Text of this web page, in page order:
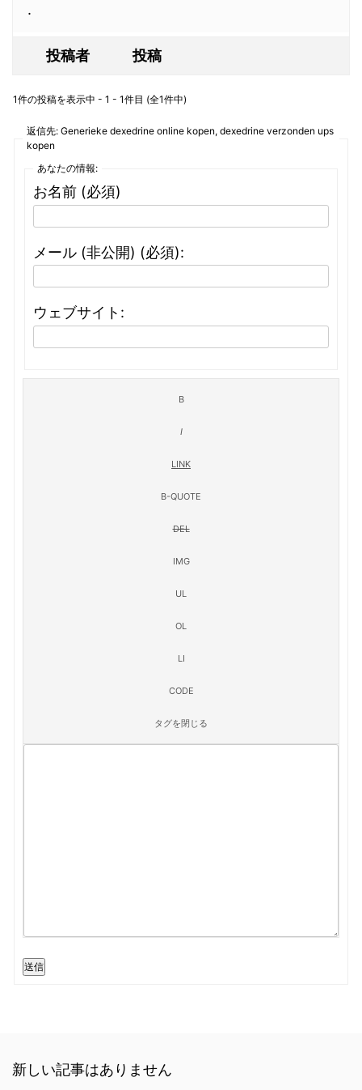
.
投稿者 投稿
1件の投稿を表示中 - 1 - 1件目 (全1件中)
返信先: Generieke dexedrine online kopen, dexedrine verzonden ups
kopen
あなたの情報:
お名前 (必須)
メール (非公開) (必須):
ウェブサイト:
送信
新しい記事はありません